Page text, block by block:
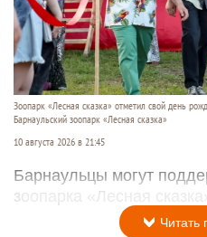
Зоопарк «Лесная сказка» отметил свой день
Барнаульский зоопарк «Лесная сказка»
10 августа 2026 в 21:45
Барнаульцы могут
зоопарка «Лесная
Читать